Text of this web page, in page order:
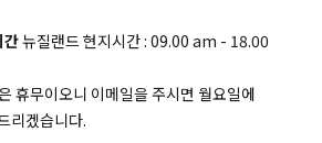
간뉴질랜드 현지시간 : 09.00 am - 18.00
휴무이오니 이메일을 주시면 월요일에
리겠습니다.